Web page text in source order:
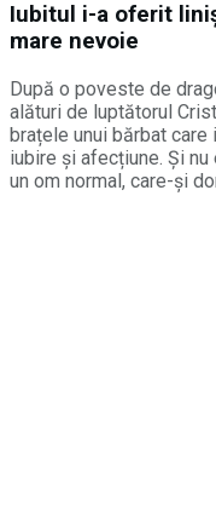
Iubitul i-a oferit
mare nevoie
După o poveste de
alături de luptătorul
brațele unui bărbat care
iubire și afecțiune. Și
un om normal, care-și